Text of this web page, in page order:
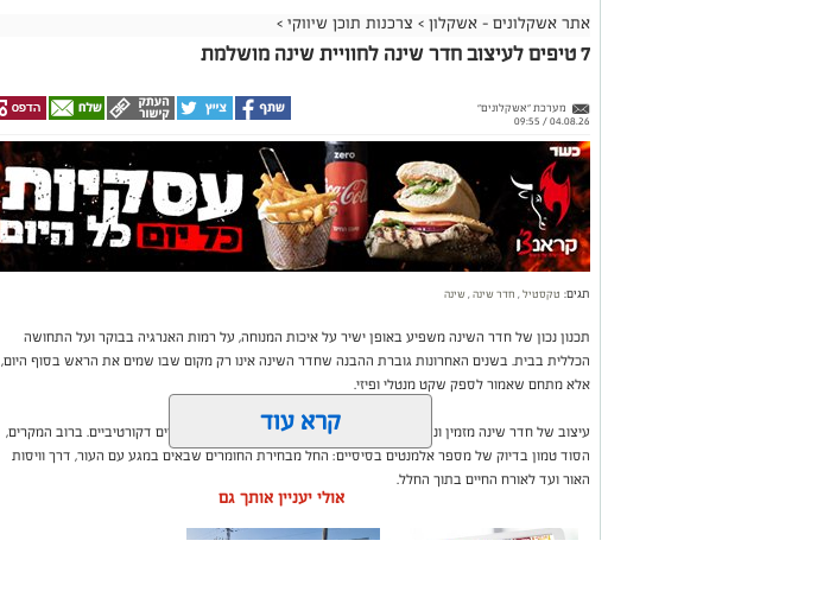
אתר אשקלונים - אשקלון > צרכנות תוכן שיווקי >
7 טיפים לעיצוב חדר שינה לחוויית שינה מושלמת
מערכת "אשקלונים"
04.08.26 / 09:55
תגים: טקסטיל, חדר שינה,שינה
תכנון נכון של חדר השינה משפיע באופן ישיר על איכות המנוחה, על רמות האנרגיה בבוקר ועל התחושה
הכללית בבית. בשנים האחרונות גוברת ההבנה שחדר השינה אינו רק מקום שבו שמים את הראש בסוף היום,
אלא מתחם שאמור לספק שקט מנטלי ופיזי.
עיצוב של חדר שינה מזמין ונעים אינו מצריך שיפוץ מאסיבי או עומס של פריטים דקורטיביים. ברוב המקרים,
הסוד טמון בדיוק של מספר אלמנטים בסיסיים: החל מבחירת החומרים שבאים במגע עם העור, דרך וויסות
האור ועד לאורח החיים בתוך החלל.
קרא עוד
אולי יעניין אותך גם